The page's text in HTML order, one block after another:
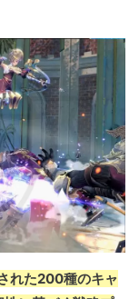
れた200種のキャ